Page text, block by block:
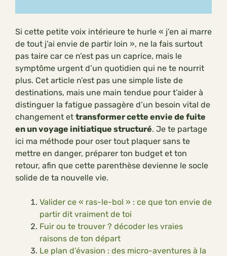
Si cette petite voix intérieure te hurle « j’en ai marre
de tout j’ai envie de partir loin », ne la fais surtout
pas taire car ce n’est pas un caprice, mais le
symptôme urgent d’un quotidien qui ne te nourrit
plus. Cet article n’est pas une simple liste de
destinations, mais une main tendue pour t’aider à
distinguer la fatigue passagère d’un besoin vital de
changement et transformer cette envie de fuite
en un voyage initiatique structuré. Je te partage
ici ma méthode pour oser tout plaquer sans te
mettre en danger, préparer ton budget et ton
retour, afin que cette parenthèse devienne le socle
solide de ta nouvelle vie.
Valider ce « ras-le-bol » : ce que ton envie de
partir dit vraiment de toi
Fuir ou te trouver ? décoder les vraies
raisons de ton départ
Le plan d’évasion : des micro-aventures à la